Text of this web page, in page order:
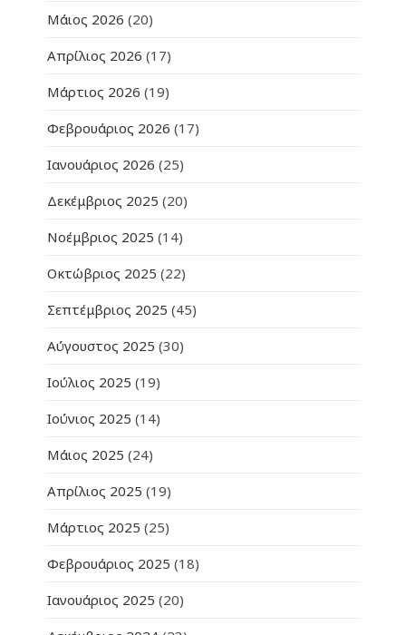
Μάιος 2026 (20)
Απρίλιος 2026 (17)
Μάρτιος 2026 (19)
Φεβρουάριος 2026 (17)
Ιανουάριος 2026 (25)
Δεκέμβριος 2025 (20)
Νοέμβριος 2025 (14)
Οκτώβριος 2025 (22)
Σεπτέμβριος 2025 (45)
Αύγουστος 2025 (30)
Ιούλιος 2025 (19)
Ιούνιος 2025 (14)
Μάιος 2025 (24)
Απρίλιος 2025 (19)
Μάρτιος 2025 (25)
Φεβρουάριος 2025 (18)
Ιανουάριος 2025 (20)